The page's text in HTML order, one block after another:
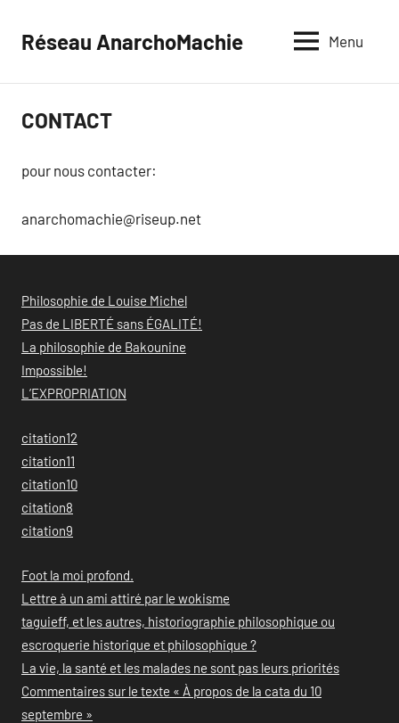
Réseau AnarchoMachie Menu
_
CONTACT
pour nous contacter:
anarchomachie@riseup.net
Philosophie de Louise Michel
Pas de LIBERTÉ sans ÉGALITÉ!
La philosophie de Bakounine
Impossible!
L’EXPROPRIATION
citation12
citation11
citation10
citation8
citation9
Foot la moi profond.
Lettre à un ami attiré par le wokisme
taguieff, et les autres, historiographie philosophique ou
escroquerie historique et philosophique ?
La vie, la santé et les malades ne sont pas leurs priorités
Commentaires sur le texte « À propos de la cata du 10
septembre »